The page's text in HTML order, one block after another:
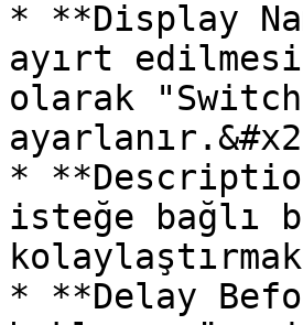
* **Display
ayırt
olarak
*
isteğe bağlı
* **Delay